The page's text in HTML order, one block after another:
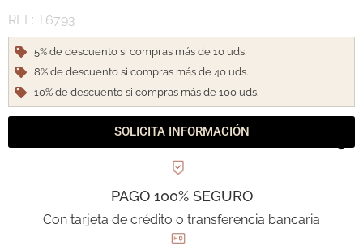
REF: T6793
5% de descuento si compras más de 10 uds.
8% de descuento si compras más de 40 uds.
10% de descuento si compras más de 100 uds.
SOLICITA INFORMACIÓN
PAGO 100% SEGURO
Con tarjeta de crédito o transferencia bancaria